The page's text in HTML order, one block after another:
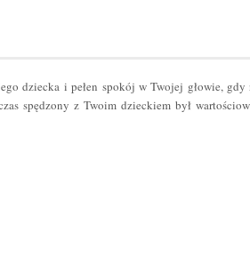
dziecka i pełen spokój w Twojej głowie, gdy
spędzony z Twoim dzieckiem był